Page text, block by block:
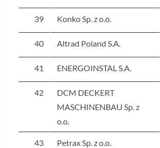
39 Konko Sp. z o.o.
40 Altrad Poland S.A.
41 ENERGOINSTAL S.A.
42
DCM DECKERT
MASCHINENBAU Sp. z
o.o.
43 Petrax Sp. z o.o.